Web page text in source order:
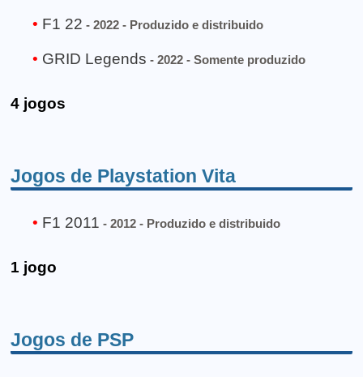
F1 22 - 2022 - Produzido e distribuido
GRID Legends - 2022 - Somente produzido
4 jogos
Jogos de Playstation Vita
F1 2011 - 2012 - Produzido e distribuido
1 jogo
Jogos de PSP